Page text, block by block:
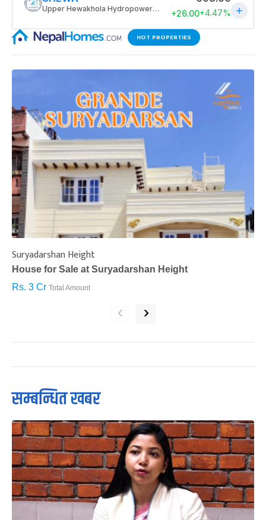
HOT PROPERTIES
Suryadarshan Height
House for Sale at Suryadarshan Height
Rs. 3 Cr Total Amount
‹ ›
सम्बन्धित खबर